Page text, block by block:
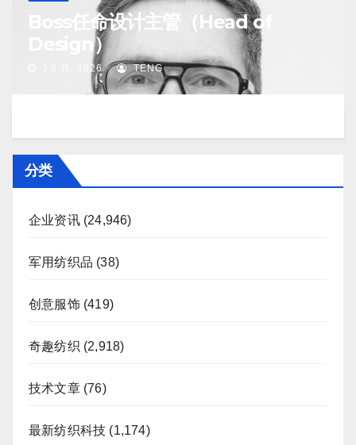
Boss任命设计主管（Head of
Design）
J 8 月, 2026 TENG
分类
企业资讯(24,946)
军用纺织品 (38)
创意服饰(419)
奇趣纺织 (2,918)
技术文章(76)
最新纺织科技 (1,174)